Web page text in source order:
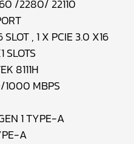
/2280/ 22110
SLOT , 1 X PCIE 3.0 X16
SLOTS
8111H
1000 MBPS
1 TYPE-A
A